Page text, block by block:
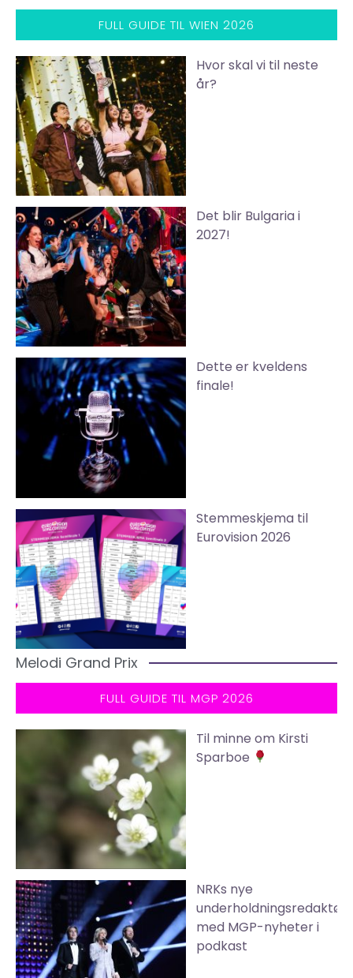
FULL GUIDE TIL WIEN 2026
Hvor skal vi til neste
år?
Det blir Bulgaria i
2027!
Dette er kveldens
finale!
Stemmeskjema til
Eurovision 2026
Melodi Grand Prix
FULL GUIDE TIL MGP 2026
Til minne om Kirsti
Sparboe
NRKs nye
underholdningsredaktør
med MGP-nyheter i
podkast